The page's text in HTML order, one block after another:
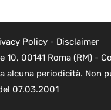
Policy- Disclaimer
00141 Roma (RM) -
periodicità. Non
07.03.2001